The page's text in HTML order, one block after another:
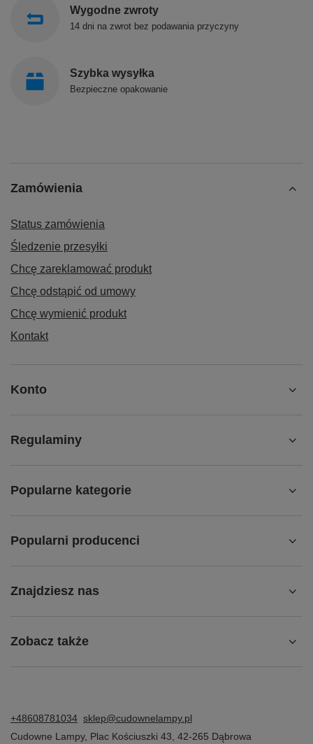
Wygodne zwroty
14 dni na zwrot bez podawania przyczyny
Szybka wysyłka
Bezpieczne opakowanie
Zamówienia
Status zamówienia
Śledzenie przesyłki
Chcę zareklamować produkt
Chcę odstąpić od umowy
Chcę wymienić produkt
Kontakt
Konto
Regulaminy
Popularne kategorie
Popularni producenci
Znajdziesz nas
Zobacz także
+48608781034 sklep@cudownelampy.pl
Cudowne Lampy, Plac Kościuszki 43, 42-265 Dąbrowa